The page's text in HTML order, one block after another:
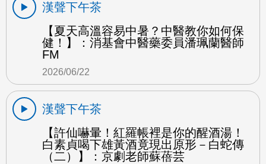
漢聲下午茶
【夏天高溫容易中暑？中醫教你如何保
健！】：消基會中醫藥委員潘珮蘭醫師
FM
2026/06/22
漢聲下午茶
【許仙嚇暈！紅羅帳裡是你的醒酒湯！
白素貞喝下雄黃酒竟現出原形－白蛇傳
（二）】：京劇老師蘇蓓芸